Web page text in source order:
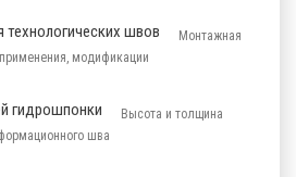
швов
Монтажная
модификации
гидрошпонки
Высота и толщина
шва